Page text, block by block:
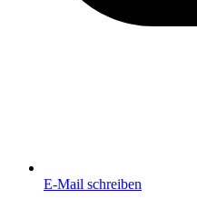
E-Mail schreiben